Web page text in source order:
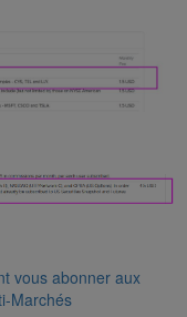
vous abonner aux
Marchés